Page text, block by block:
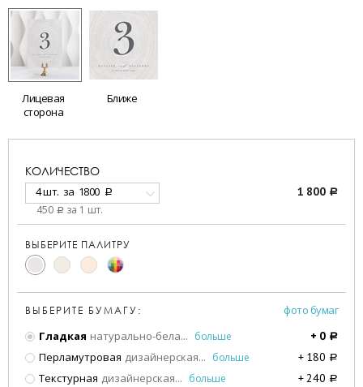
Лицевая
сторона
Ближе
КОЛИЧЕСТВО
4 шт. за 1800 a
450 a за 1 шт.
1 800 a
ВЫБЕРИТЕ ПАЛИТРУ
ВЫБЕРИТЕ БУМАГУ:
фото бумаг
Гладкая натурально-бела... больше + 0 a
Перламутровая дизайнерская... больше + 180 a
Текстурная дизайнерская... больше + 240 a